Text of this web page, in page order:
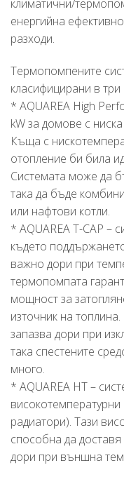
климатични/
енергийна
разходи.
Термопомпените
класифицирани в три
* AQUAREA High
kW за домове с
Къща с
отопление би била
Системата може да
така да бъде
или нафтови котли.
* AQUAREA T-CAP –
където
важно дори при
термопомпата
мощност за
източник на
запазва дори при
така спестените
много.
* AQUAREA HT –
радиатори). Тази
способна да
дори при външна